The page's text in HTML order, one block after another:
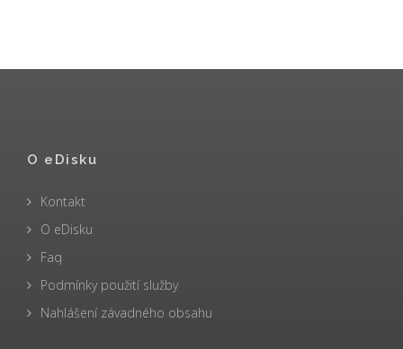
O eDisku
Kontakt
O eDisku
Faq
Podmínky použití služby
Nahlášení závadného obsahu